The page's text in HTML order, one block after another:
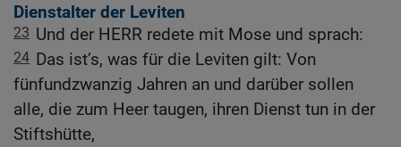
Dienstalter der Leviten
23 Und der HERR redete mit Mose und sprach:
24 Das ist’s, was für die Leviten gilt: Von
fünfundzwanzig Jahren an und darüber sollen
alle, die zum Heer taugen, ihren Dienst tun in der
Stiftshütte,